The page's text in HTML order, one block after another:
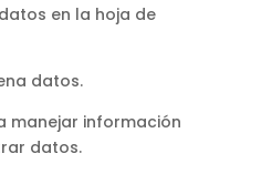
en la hoja de
datos.
manejar información
datos.